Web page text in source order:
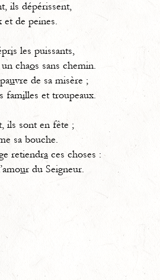
ils dépérissent,
et de peines.
is les puissants,
chaos sans chemin.
uvre de sa misère ;
familles et troupeaux.
ils sont en fête ;
sa bouche.
retiendraces choses :
ur du Seigneur.